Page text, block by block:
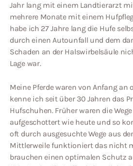
Jahr lang mit einem Landtierarzt
mehrere Monate mit einem
habe ich 27 Jahre lang die Hufe
durch einen Autounfall und dem
Schaden an der Halswirbelsäule
Lage war.
Meine Pferde waren von Anfang an
kenne ich seit über 30 Jahren das
Hufschuhen. Früher waren die
aufgeschottert wie heute und so
oft durch ausgesuchte Wege aus
Mittlerweile funktioniert das nicht
brauchen einen optimalen Schutz